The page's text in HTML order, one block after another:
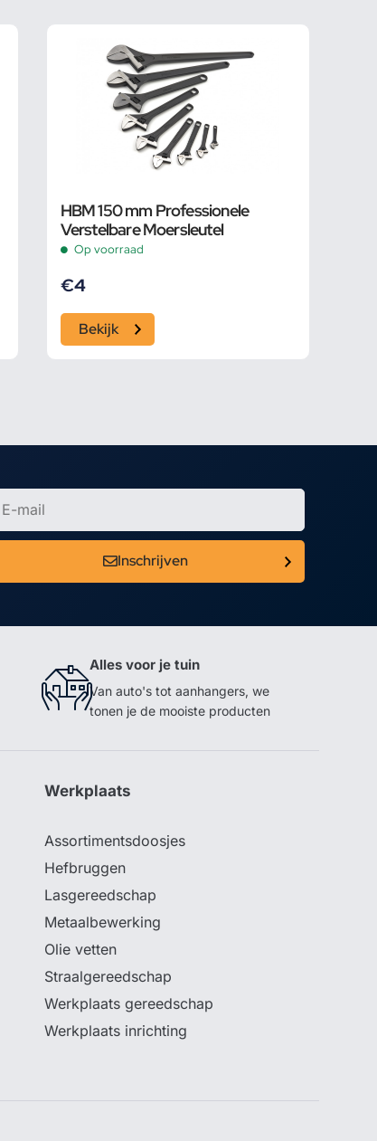
HBM 150 mm Professionele
Verstelbare Moersleutel
Op voorraad
€4
Bekijk
Inschrijven
Alles voor je tuin
Van auto's tot aanhangers, we
tonen je de mooiste producten
Werkplaats
Assortimentsdoosjes
Hefbruggen
Lasgereedschap
Metaalbewerking
Olie vetten
Straalgereedschap
Werkplaats gereedschap
Werkplaats inrichting